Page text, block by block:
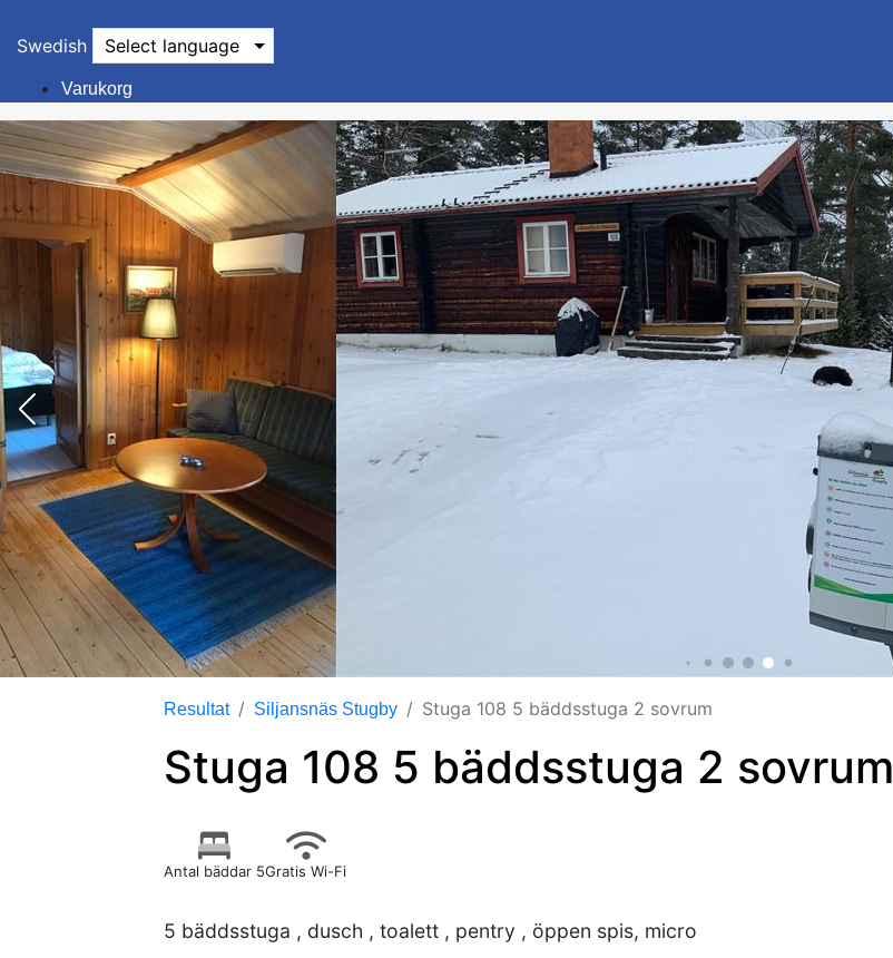
Swedish Select language
Varukorg
Resultat Siljansnäs Stugby Stuga 108 5 bäddsstuga 2 sovrum
Stuga 108 5 bäddsstuga 2 sovrum
Antal bäddar 5Gratis Wi-Fi
5 bäddsstuga , dusch , toalett , pentry , öppen spis, micro